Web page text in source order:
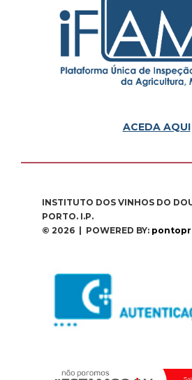
ACEDA AQUI
INSTITUTO DOS VINHOS DO
PORTO. I.P.
© 2026 | POWERED BY: pontopr